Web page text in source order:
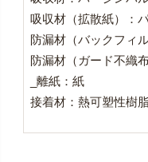
吸収材（拡散紙）：
防漏材（バックフィ
防漏材（ガード不織
_離紙：紙
接着材：熱可塑性樹脂